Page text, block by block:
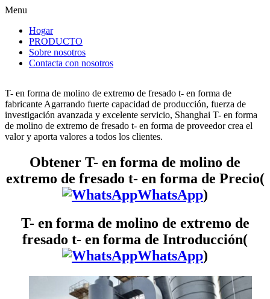
Menu
Hogar
PRODUCTO
Sobre nosotros
Contacta con nosotros
T- en forma de molino de extremo de fresado t- en forma de
fabricante Agarrando fuerte capacidad de producción, fuerza de
investigación avanzada y excelente servicio, Shanghai T- en forma
de molino de extremo de fresado t- en forma de proveedor crea el
valor y aporta valores a todos los clientes.
Obtener T- en forma de molino de
extremo de fresado t- en forma de Precio(
WhatsApp)
T- en forma de molino de extremo de
fresado t- en forma de Introducción(
WhatsApp)